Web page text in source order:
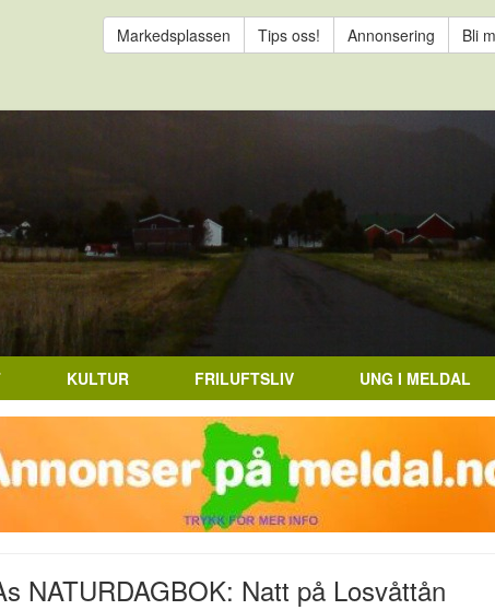
Markedsplassen Tips oss! Annonsering Bli
KULTUR FRILUFTSLIV UNG I MELDAL
NATURDAGBOK: Natt på Losvåttån